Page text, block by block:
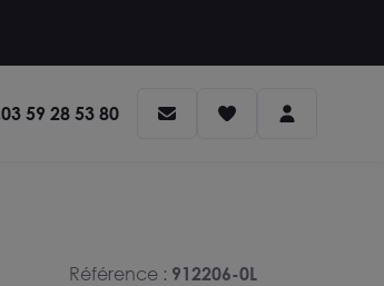
03 59 28 53 80
Référence : 912206-0L